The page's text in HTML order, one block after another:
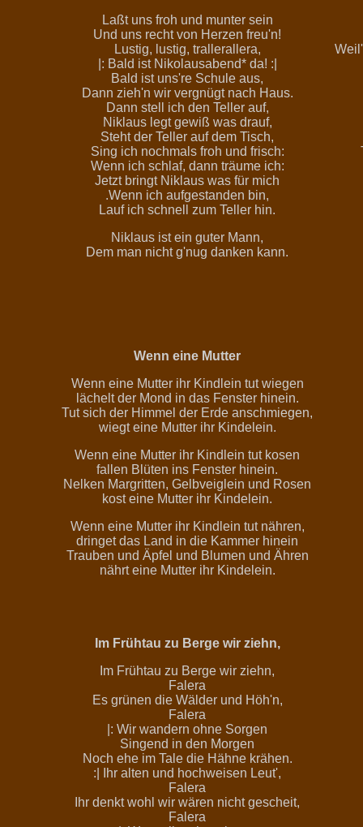
Laßt uns froh und munter sein
Und uns recht von Herzen freu'n!
Lustig, lustig, trallerallera,
|: Bald ist Nikolausabend* da! :|
Bald ist uns're Schule aus,
Dann zieh'n wir vergnügt nach Haus.
Dann stell ich den Teller auf,
Niklaus legt gewiß was drauf,
Steht der Teller auf dem Tisch,
Sing ich nochmals froh und frisch:
Wenn ich schlaf, dann träume ich:
Jetzt bringt Niklaus was für mich
.Wenn ich aufgestanden bin,
Lauf ich schnell zum Teller hin.
Niklaus ist ein guter Mann,
Dem man nicht g'nug danken kann.
Wenn eine Mutter
Wenn eine Mutter ihr Kindlein tut wiegen
lächelt der Mond in das Fenster hinein.
Tut sich der Himmel der Erde anschmiegen,
wiegt eine Mutter ihr Kindelein.
Wenn eine Mutter ihr Kindlein tut kosen
fallen Blüten ins Fenster hinein.
Nelken Margritten, Gelbveiglein und Rosen
kost eine Mutter ihr Kindelein.
Wenn eine Mutter ihr Kindlein tut nähren,
dringet das Land in die Kammer hinein
Trauben und Äpfel und Blumen und Ähren
nährt eine Mutter ihr Kindelein.
Im Frühtau zu Berge wir ziehn,
Im Frühtau zu Berge wir ziehn,
Falera
Es grünen die Wälder und Höh'n,
Falera
|: Wir wandern ohne Sorgen
Singend in den Morgen
Noch ehe im Tale die Hähne krähen.
:| Ihr alten und hochweisen Leut',
Falera
Ihr denkt wohl wir wären nicht gescheit,
Falera